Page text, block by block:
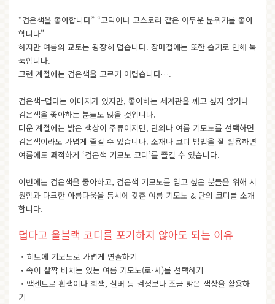
“검은색을 좋아합니다” “고딕이나 고스로리 같은 어두운 분위기를 좋아
합니다”
하지만 여름의 교토는 굉장히 덥습니다. 장마철에는 또한 습기로 인해 눅
눅합니다.
그런 계절에는 검은색을 고르기 어렵습니다….
검은색=덥다는 이미지가 있지만, 좋아하는 세계관을 깨고 싶지 않거나
검은색을 좋아하는 분들도 많을 것입니다.
더운 계절에는 밝은 색상이 주류이지만, 단의나 여름 기모노를 선택하면
검은색이라도 가볍게 즐길 수 있습니다. 소재나 코디 방법을 잘 활용하면
여름에도 쾌적하게 ‘검은색 기모노 코디’를 즐길 수 있습니다.
이번에는 검은색을 좋아하고, 검은색 기모노를 입고 싶은 분들을 위해 시
원함과 다크한 아름다움을 동시에 갖춘 여름 기모노 & 단의 코디를 소개
합니다.
덥다고 올블랙 코디를 포기하지 않아도 되는 이유
・히토에 기모노로 가볍게 연출하기
・속이 샅짝 비치는 있는 여름 기모노(로·사)를 선택하기
・액센트로 흰색이나 회색, 실버 등 검정보다 조금 밝은 색상을 활용하
기